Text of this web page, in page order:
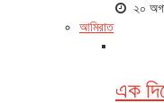
২০
আমিরাত
এক